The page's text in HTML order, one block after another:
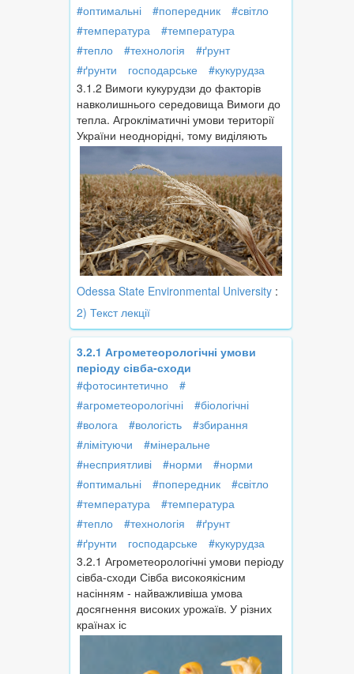
#оптимальні
#попередник
#світло
#температура
#температура
#тепло
#технологія
#ґрунт
#ґрунти
господарське
#кукурудза
3.1.2 Вимоги кукурудзи до факторів
навколишнього середовища Вимоги до
тепла. Агрокліматичні умови території
України неоднорідні, тому виділяють
Odessa State Environmental University :
2) Текст лекції
3.2.1 Агрометеорологічні умови
періоду сівба-сходи
#фотосинтетично
#
#агрометеорологічні
#біологічні
#волога
#вологість
#збирання
#лімітуючи
#мінеральне
#несприятливі
#норми
#норми
#оптимальні
#попередник
#світло
#температура
#температура
#тепло
#технологія
#ґрунт
#ґрунти
господарське
#кукурудза
3.2.1 Агрометеорологічні умови періоду
сівба-сходи Сівба високоякісним
насінням - найважливіша умова
досягнення високих урожаїв. У різних
країнах іс